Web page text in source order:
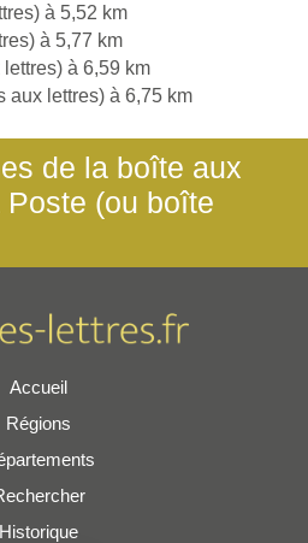
à 5,52 km
à 5,77 km
à 6,59 km
aux lettres) à 6,75 km
de la boîte aux
(ou boîte
Accueil
Régions
Historique